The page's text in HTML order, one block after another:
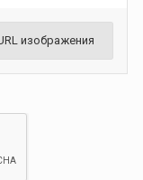
изображения